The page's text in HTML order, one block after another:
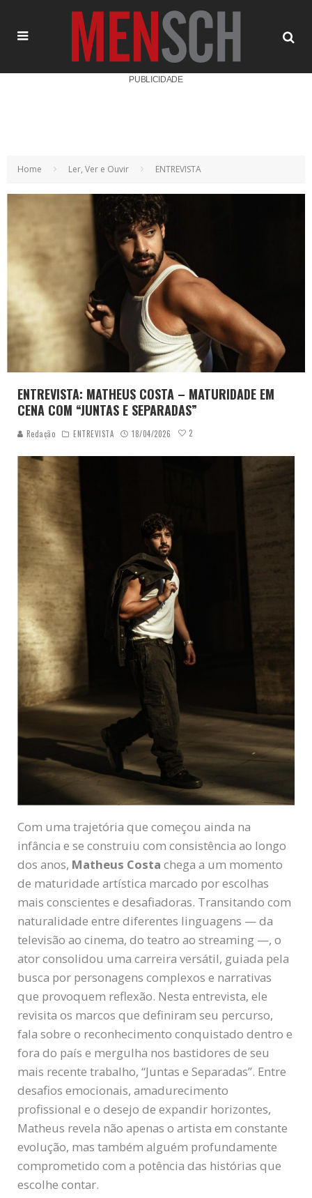
PUBLICIDADE
Home Ler, Ver e Ouvir ENTREVISTA
ENTREVISTA: MATHEUS COSTA – MATURIDADE EM
CENA COM “JUNTAS E SEPARADAS”
Redação ENTREVISTA 18/04/2026 2
Com uma trajetória que começou ainda na
infância e se construiu com consistência ao longo
dos anos, Matheus Costa chega a um momento
de maturidade artística marcado por escolhas
mais conscientes e desafiadoras. Transitando com
naturalidade entre diferentes linguagens — da
televisão ao cinema, do teatro ao streaming —, o
ator consolidou uma carreira versátil, guiada pela
busca por personagens complexos e narrativas
que provoquem reflexão. Nesta entrevista, ele
revisita os marcos que definiram seu percurso,
fala sobre o reconhecimento conquistado dentro e
fora do país e mergulha nos bastidores de seu
mais recente trabalho, “Juntas e Separadas”. Entre
desafios emocionais, amadurecimento
profissional e o desejo de expandir horizontes,
Matheus revela não apenas o artista em constante
evolução, mas também alguém profundamente
comprometido com a potência das histórias que
escolhe contar.